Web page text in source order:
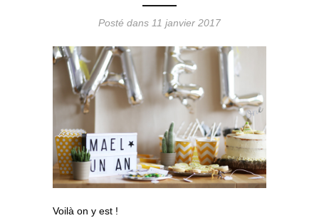
Posté dans 11 janvier 2017
Voilà on y est !